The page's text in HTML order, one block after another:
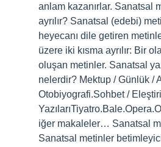
anlam kazanırlar. Sanatsal
ayrılır? Sanatsal (edebi)
heyecanı dile getiren
üzere iki kısma ayrılır: Bir
oluşan metinler. Sanatsal
nelerdir? Mektup / Günlük /
Otobiyografi.Sohbet /
iğer makaleler… Sanatsal
Sanatsal metinler